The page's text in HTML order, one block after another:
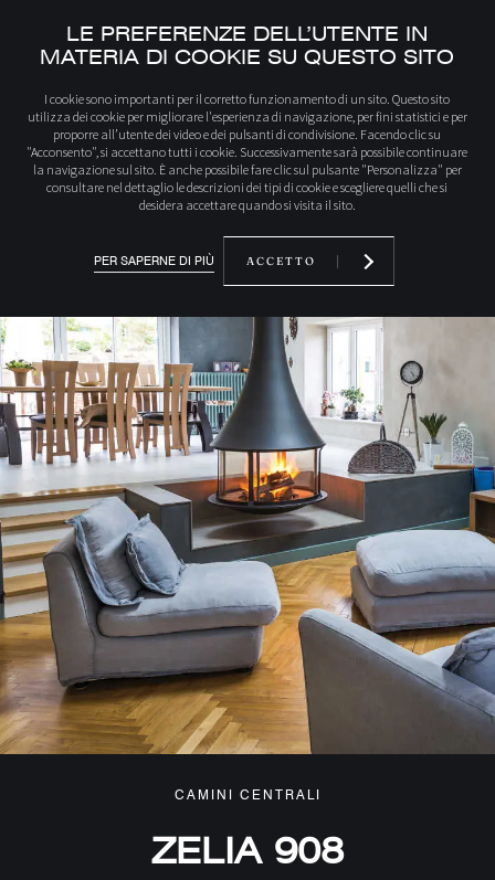
CAMINI CENTRALI
ZELIA 908
LE PREFERENZE DELL’UTENTE IN
MATERIA DI COOKIE SU QUESTO SITO
I cookie sono importanti per il corretto funzionamento di un sito. Questo sito
utilizza dei cookie per migliorare l'esperienza di navigazione, per fini statistici e per
proporre all’utente dei video e dei pulsanti di condivisione. Facendo clic su
"Acconsento", si accettano tutti i cookie. Successivamente sarà possibile continuare
la navigazione sul sito. È anche possibile fare clic sul pulsante "Personalizza" per
consultare nel dettaglio le descrizioni dei tipi di cookie e scegliere quelli che si
desidera accettare quando si visita il sito.
PER SAPERNE DI PIÙ ACCETTO